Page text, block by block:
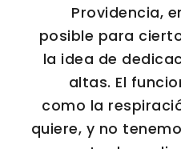
Providencia,
posible para
la idea de
altas. El
como la
quiere, y no